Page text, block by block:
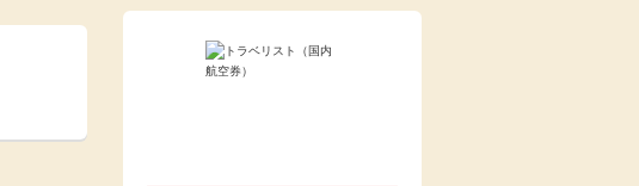
ヘルプセンター
カテゴリーから検索